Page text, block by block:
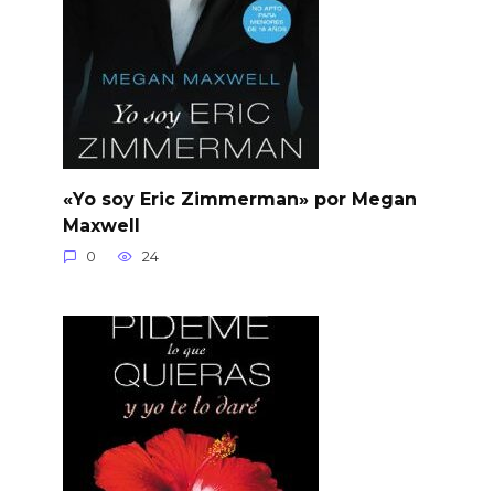
«Yo soy Eric Zimmerman» por Megan
Maxwell
0 24